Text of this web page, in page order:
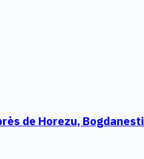
de Horezu, Bogdanesti